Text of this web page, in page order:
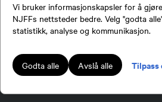
Vi bruker informasjonskapsler for å
NJFFs nettsteder bedre. Velg "godta
statistikk, analyse og kommunikasjon.
Godta alle Avslå alle Tilpass
jegere og sportsfiskere og et av de viktigste miljøene for
fiske i Norge. Vi er en partipolitisk nøytral organisasjon,
naturpolitisk engasjement i mange saker.
Lokalforeninger tilsluttet Norges Jeger- og Fiskerforbund
publiserer på njff.no.